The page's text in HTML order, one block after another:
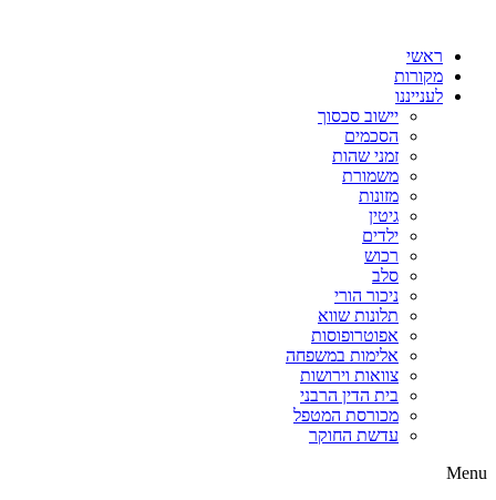
ראשי
מקורות
לענייננו
יישוב סכסוך
הסכמים
זמני שהות
משמורת
מזונות
גיטין
ילדים
רכוש
סלב
ניכור הורי
תלונות שווא
אפוטרופוסות
אלימות במשפחה
צוואות וירושות
בית הדין הרבני
מכורסת המטפל
עדשת החוקר
Menu